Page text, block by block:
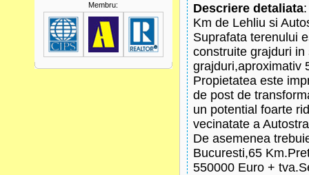
Membru: Descriere detaliata
Km de Lehliu si
Suprafata terenului
construite grajduri
grajduri,aproximativ
Propietatea este
de post de
un potential foarte
vecinatate a
De asemenea
Bucuresti,65
550000 Euro +